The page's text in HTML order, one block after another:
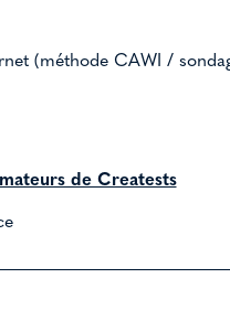
(méthode CAWI /
de Creatests